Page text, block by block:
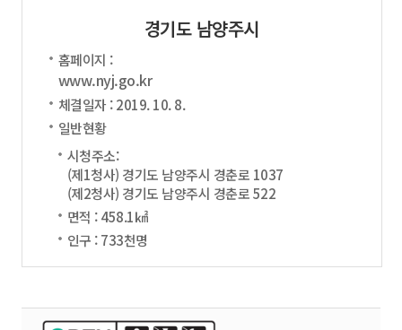
경기도 남양주시
홈페이지 :
www.nyj.go.kr
체결일자 : 2019. 10. 8.
일반현황
시청주소:
(제1청사) 경기도 남양주시 경춘로 1037
(제2청사) 경기도 남양주시 경춘로 522
면적 : 458.1㎢
인구 : 733천명